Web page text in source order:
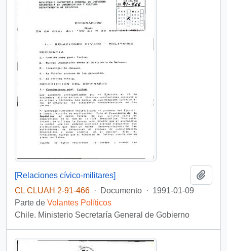
[Relaciones cívico-militares]
CL CLUAH 2-91-466 · Documento · 1991-01-09
Parte de Volantes Políticos
Chile. Ministerio Secretaría General de Gobierno